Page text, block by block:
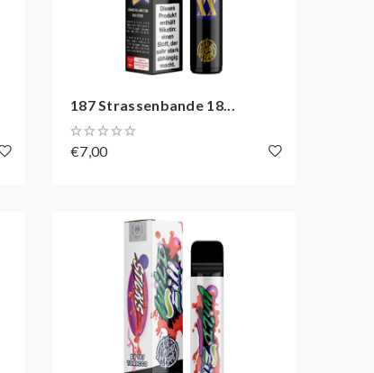
187 Strassenbande 18...
€7,00